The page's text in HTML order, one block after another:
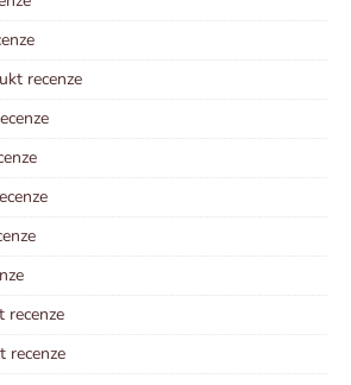
recenze
recenze
recenze